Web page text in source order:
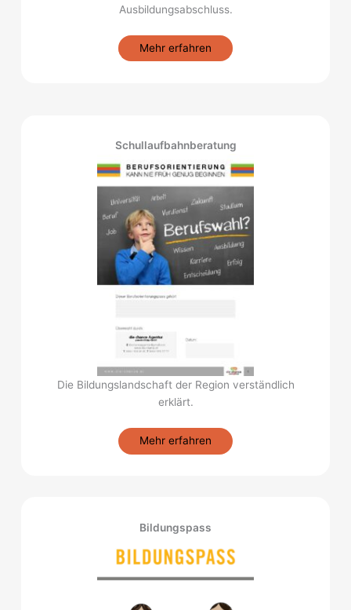
Ausbildungsabschluss.
Mehr erfahren
Schullaufbahnberatung
Die Bildungslandschaft der Region verständlich
erklärt.
Mehr erfahren
Bildungspass